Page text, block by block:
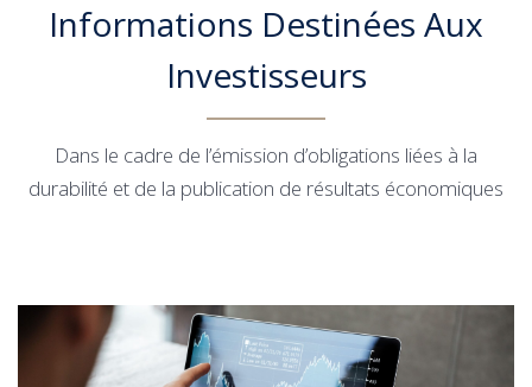
Informations Destinées Aux
Investisseurs
Dans le cadre de l’émission d’obligations liées à la
durabilité et de la publication de résultats économiques